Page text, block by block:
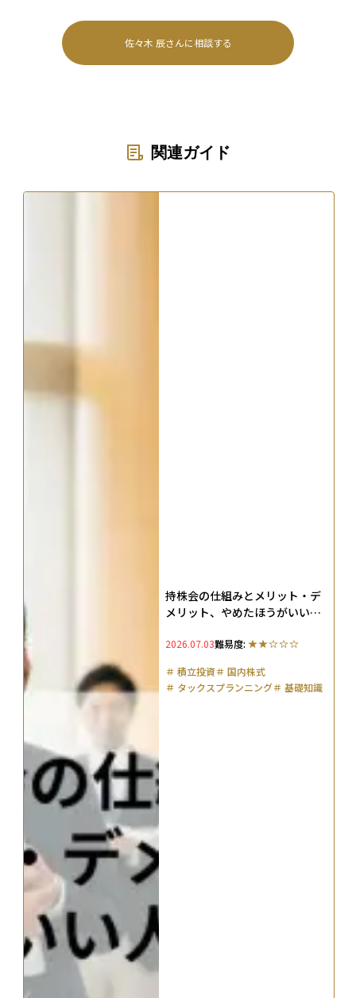
佐々木 辰さんに相談する
関連ガイド
持株会の仕組みとメリット・デ
メリット、やめたほうがいい人
2026.07.03難易度:
＃ 積立投資＃ 国内株式
＃ タックスプランニング＃ 基礎知識